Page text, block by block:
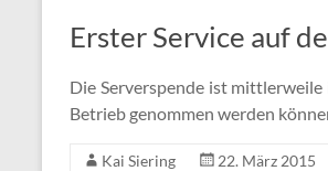
Erster Service auf
Die Serverspende ist
Betrieb genommen werden
Kai Siering
22. März 2015